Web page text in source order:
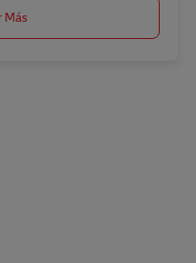
Más